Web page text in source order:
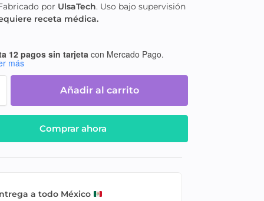
por UlsaTech. Uso bajo supervisión
receta médica.
12 pagos sin tarjeta con Mercado Pago.
más
Añadir al carrito
Comprar ahora
a todo México